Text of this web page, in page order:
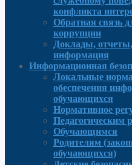
конфликта
Обратная связь
коррупции
Доклады,
информация
Информационная
Локальные
обеспечения
обучающихся
Нормативное
Педагогическим
Обучающимся
Родителям
обучающихся)